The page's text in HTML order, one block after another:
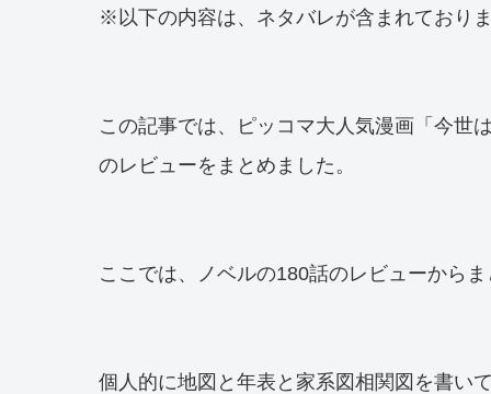
※以下の内容は、ネタバレが含まれており
この記事では、ピッコマ大人気漫画「今世
のレビューをまとめました。
ここでは、ノベルの180話のレビューからま
個人的に地図と年表と家系図相関図を書い